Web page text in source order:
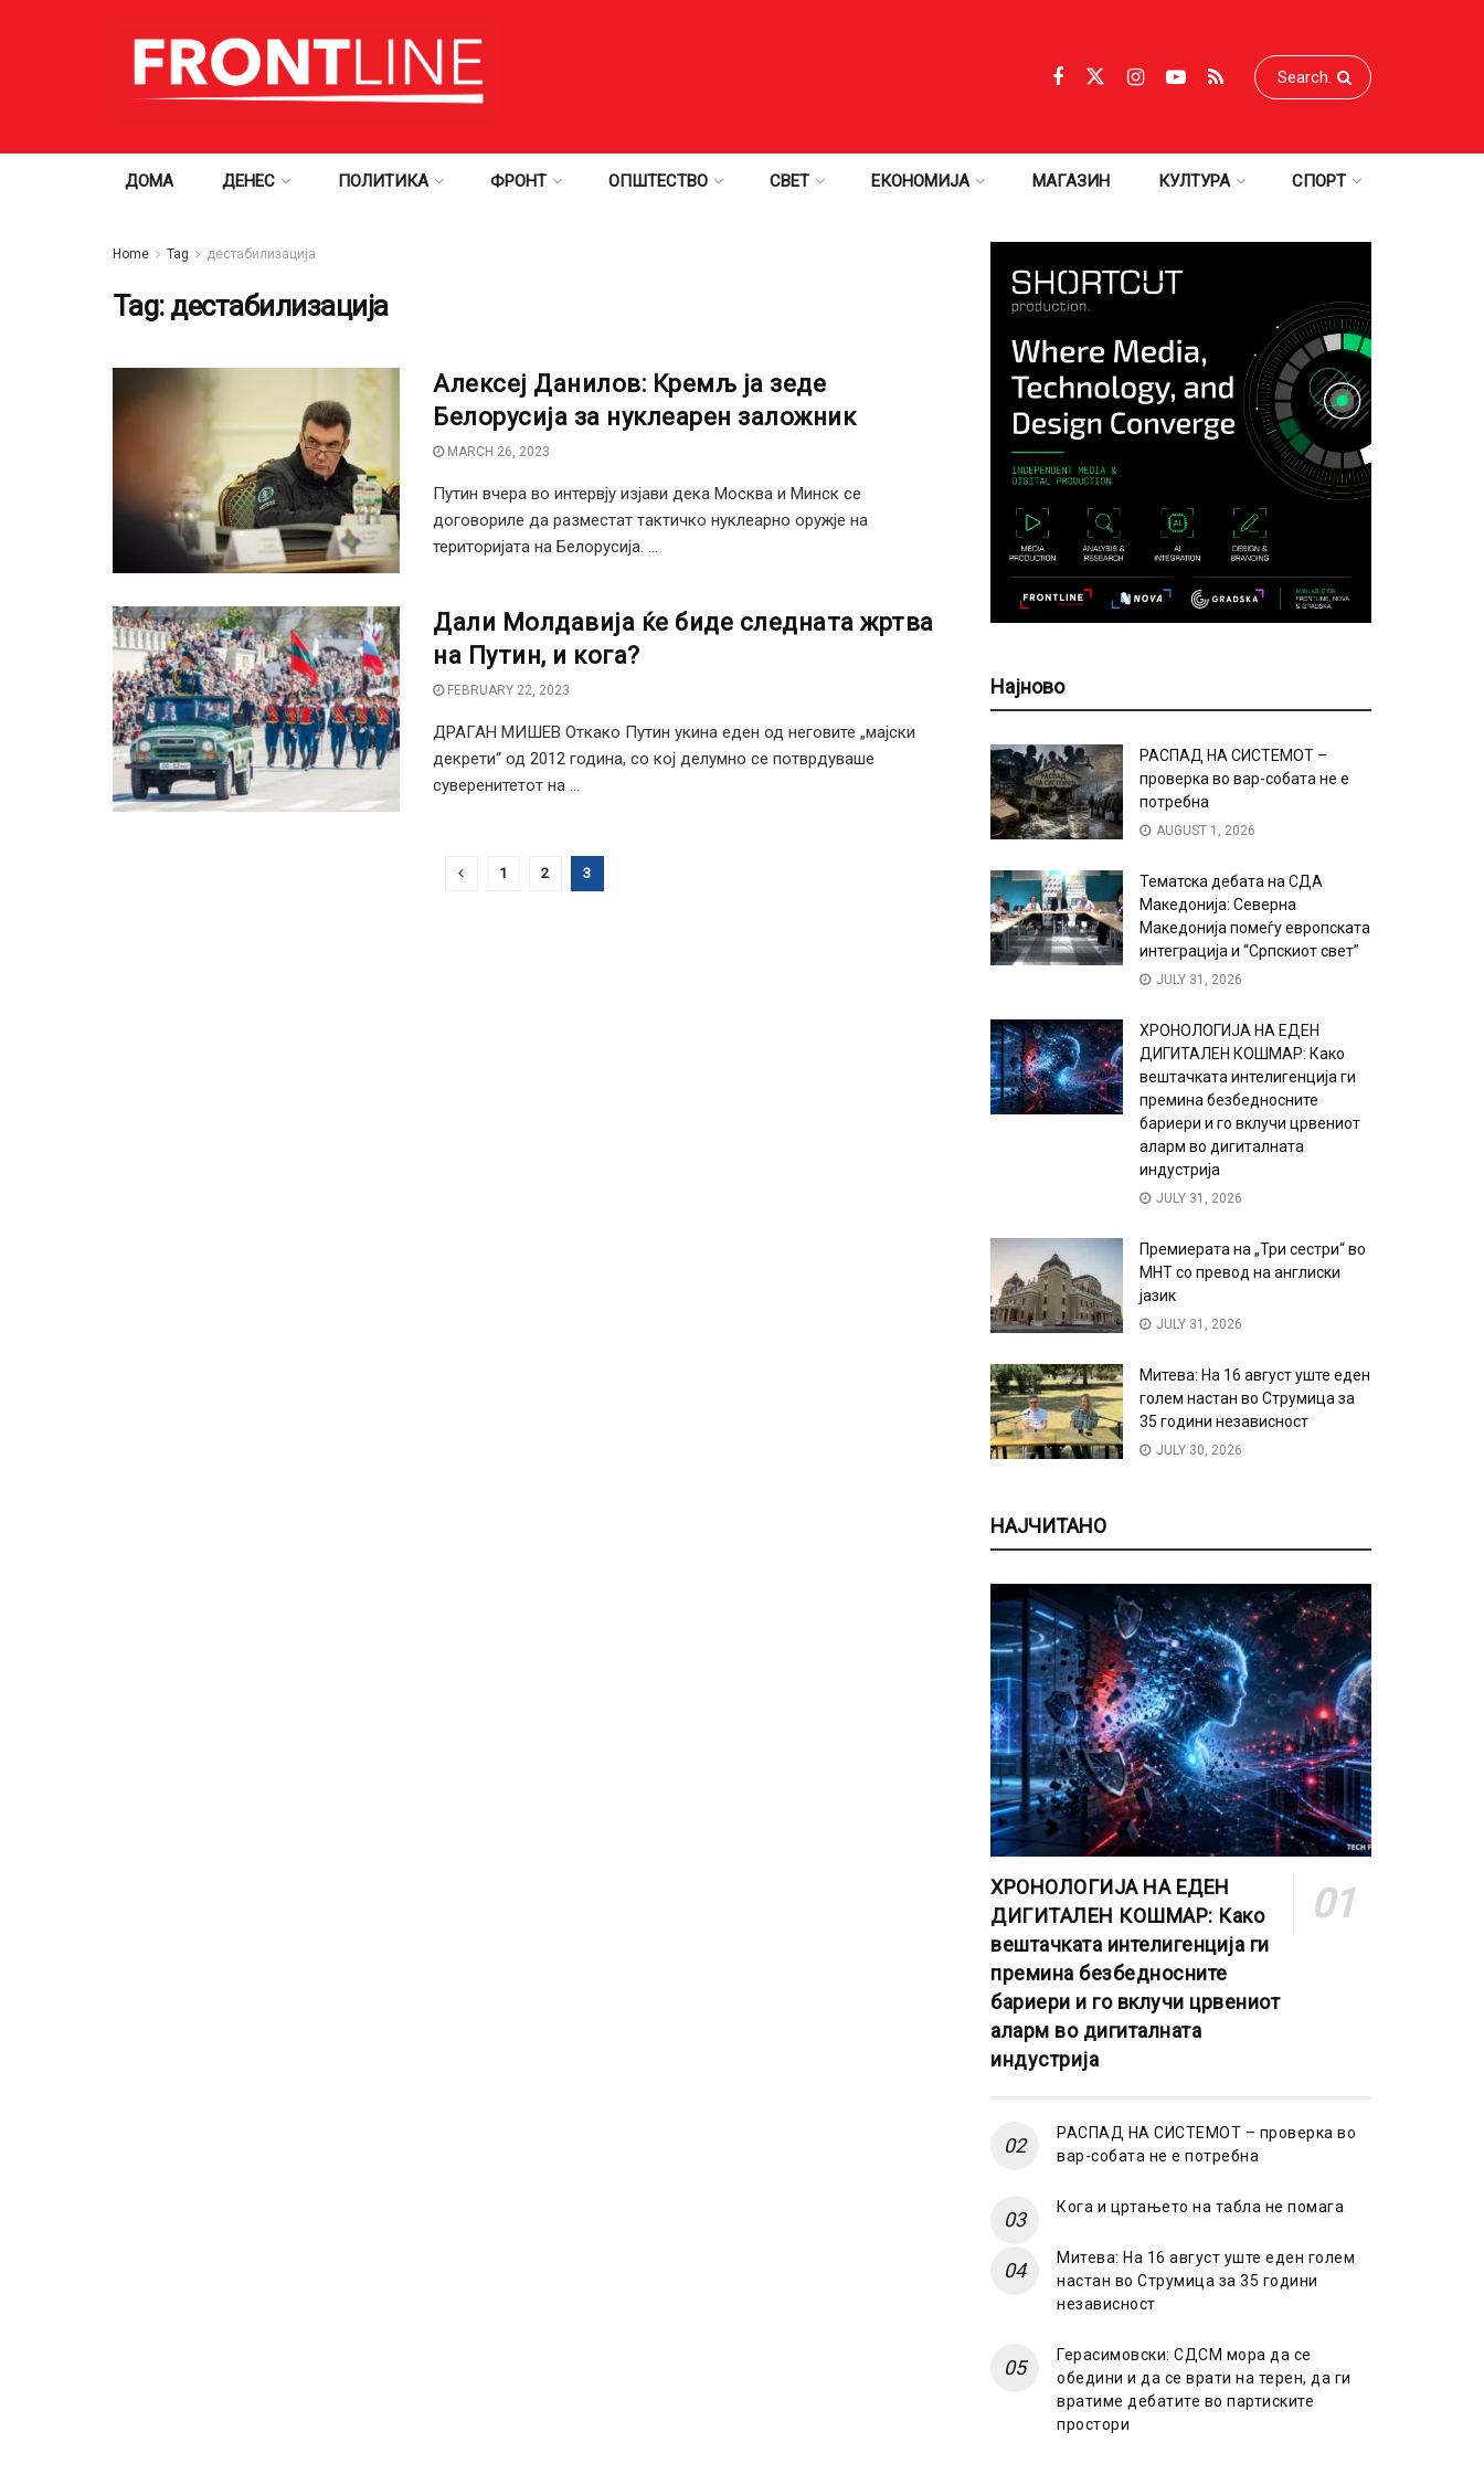
ДОМА ДЕНЕС ПОЛИТИКА ФРОНТ ОПШТЕСТВО СВЕТ ЕКОНОМИЈА МАГАЗИН КУЛТУРА СПОРТ
Home Tag дестабилизација
Tag: дестабилизација
Алексеј Данилов: Кремљ ја зеде
Белорусија за нуклеарен заложник
MARCH 26, 2023
Путин вчера во интервју изјави дека Москва и Минск се
договориле да разместат тактичко нуклеарно оружје на
територијата на Белорусија. ...
Дали Молдавија ќе биде следната жртва
на Путин, и кога?
FEBRUARY 22, 2023
ДРАГАН МИШЕВ Откако Путин укина еден од неговите „мајски
декрети“ од 2012 година, со кој делумно се потврдуваше
суверенитетот на ...
1 2 3
Најново
РАСПАД НА СИСТЕМОТ –
проверка во вар-собата не е
потребна
AUGUST 1, 2026
Тематска дебата на СДА
Македонија: Северна
Македонија помеѓу европската
интеграција и “Српскиот свет”
JULY 31, 2026
ХРОНОЛОГИЈА НА ЕДЕН
ДИГИТАЛЕН КОШМАР: Како
вештачката интелигенција ги
премина безбедносните
бариери и го вклучи црвениот
аларм во дигиталната
индустрија
JULY 31, 2026
Премиерата на „Три сестри“ во
МНТ со превод на англиски
јазик
JULY 31, 2026
Митева: На 16 август уште еден
голем настан во Струмица за
35 години независност
JULY 30, 2026
НАЈЧИТАНО
ХРОНОЛОГИЈА НА ЕДЕН
ДИГИТАЛЕН КОШМАР: Како
вештачката интелигенција ги
премина безбедносните
бариери и го вклучи црвениот
аларм во дигиталната
индустрија
РАСПАД НА СИСТЕМОТ – проверка во
вар-собата не е потребна
Кога и цртањето на табла не помага
Митева: На 16 август уште еден голем
настан во Струмица за 35 години
независност
Герасимовски: СДСМ мора да се
обедини и да се врати на терен, да ги
вратиме дебатите во партиските
простори